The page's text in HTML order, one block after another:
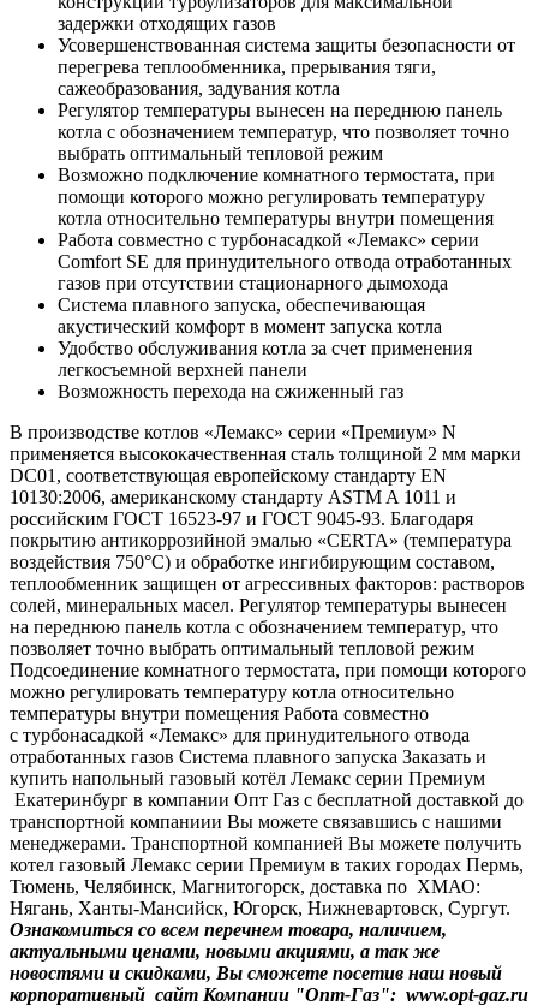
задержки отходящих газов
Усовершенствованная система защиты безопасности от
перегрева теплообменника, прерывания тяги,
сажеобразования, задувания котла
Регулятор температуры вынесен на переднюю панель
котла с обозначением температур, что позволяет точно
выбрать оптимальный тепловой режим
Возможно подключение комнатного термостата, при
помощи которого можно регулировать температуру
котла относительно температуры внутри помещения
Работа совместно с турбонасадкой «Лемакс» серии
Comfort SE для принудительного отвода отработанных
газов при отсутствии стационарного дымохода
Система плавного запуска, обеспечивающая
акустический комфорт в момент запуска котла
Удобство обслуживания котла за счет применения
легкосъемной верхней панели
Возможность перехода на сжиженный газ
В производстве котлов «Лемакс» серии «Премиум» N
применяется высококачественная сталь толщиной 2 мм марки
DC01, соответствующая европейскому стандарту EN
10130:2006, американскому стандарту ASTM A 1011 и
российским ГОСТ 16523-97 и ГОСТ 9045-93. Благодаря
покрытию антикоррозийной эмалью «CERTA» (температура
воздействия 750°С) и обработке ингибирующим составом,
теплообменник защищен от агрессивных факторов: растворов
солей, минеральных масел. Регулятор температуры вынесен
на переднюю панель котла с обозначением температур, что
позволяет точно выбрать оптимальный тепловой режим
Подсоединение комнатного термостата, при помощи которого
можно регулировать температуру котла относительно
температуры внутри помещения Работа совместно
с турбонасадкой «Лемакс» для принудительного отвода
отработанных газов Система плавного запуска Заказать и
купить напольный газовый котёл Лемакс серии Премиум
Екатеринбург в компании Опт Газ с бесплатной доставкой до
транспортной компаниии Вы можете связавшись с нашими
менеджерами. Транспортной компанией Вы можете получить
котел газовый Лемакс серии Премиум в таких городах Пермь,
Тюмень, Челябинск, Магнитогорск, доставка по ХМАО:
Нягань, Ханты-Мансийск, Югорск, Нижневартовск, Сургут.
Ознакомиться со всем перечнем товара, наличием,
актуальными ценами, новыми акциями, а так же
новостями и скидками, Вы сможете посетив наш новый
корпоративный сайт Компании "Опт-Газ": www.opt-gaz.ru